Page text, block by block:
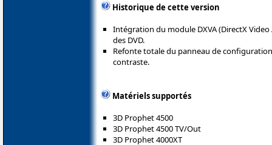
Historique de cette version
Intégration du module DXVA (DirectX
des DVD.
Refonte totale du panneau de
contraste.
Matériels supportés
3D Prophet 4500
3D Prophet 4500 TV/Out
3D Prophet 4000XT